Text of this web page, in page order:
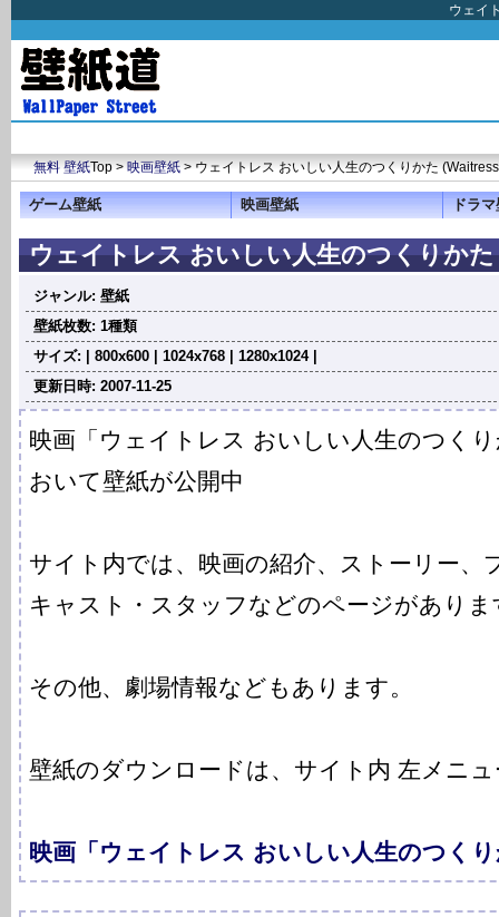
ウェイ
無料 壁紙Top >映画壁紙> ウェイトレス おいしい人生のつくりかた
ゲーム壁紙 映画壁紙 ドラ
ウェイトレス おいしい人生のつくりか
ジャンル: 壁紙
壁紙枚数: 1種類
サイズ: | 800x600 | 1024x768 | 1280x1024 |
更新日時: 2007-11-25
映画「ウェイトレス おいしい人生のつく
おいて壁紙が公開中
サイト内では、映画の紹介、ストーリー、
キャスト・スタッフなどのページがありま
その他、劇場情報などもあります。
壁紙のダウンロードは、サイト内 左メニ
映画「ウェイトレス おいしい人生のつく